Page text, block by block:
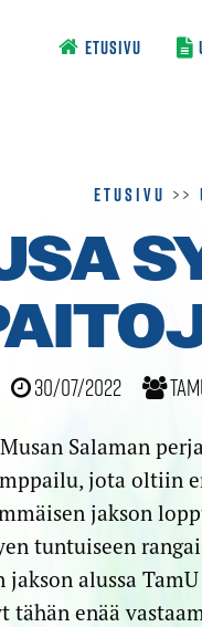
ETUSIVU
Etusivu >>
30/07/2022
Salaman
jota oltiin
jakson
tuntuiseen
alussa
tähän enää